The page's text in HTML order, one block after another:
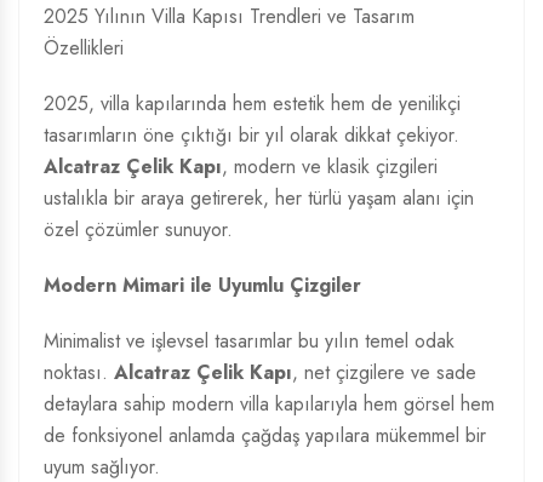
2025 Yılının Villa Kapısı Trendleri ve Tasarım
Özellikleri
2025, villa kapılarında hem estetik hem de yenilikçi
tasarımların öne çıktığı bir yıl olarak dikkat çekiyor.
Alcatraz Çelik Kapı, modern ve klasik çizgileri
ustalıkla bir araya getirerek, her türlü yaşam alanı için
özel çözümler sunuyor.
Modern Mimari ile Uyumlu Çizgiler
Minimalist ve işlevsel tasarımlar bu yılın temel odak
noktası. Alcatraz Çelik Kapı, net çizgilere ve sade
detaylara sahip modern villa kapılarıyla hem görsel hem
de fonksiyonel anlamda çağdaş yapılara mükemmel bir
uyum sağlıyor.